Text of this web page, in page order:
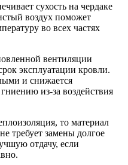
сухость на чердаке
воздух поможет
во всех частях
вентиляции
эксплуатации кровли.
и снижается
из-за воздействия
то материал
требует замены долгое
отдачу, если